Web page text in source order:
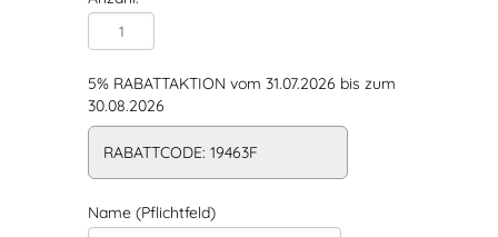
5% RABATTAKTION vom 31.07.2026 bis zum
30.08.2026
RABATTCODE: 19463F
Name (Pflichtfeld)